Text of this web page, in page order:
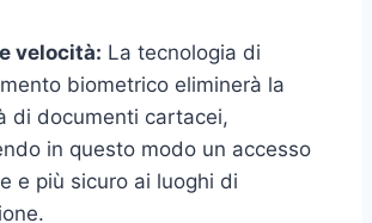
velocità: La tecnologia di
biometrico eliminerà la
di documenti cartacei,
in questo modo un accesso
e più sicuro ai luoghi di